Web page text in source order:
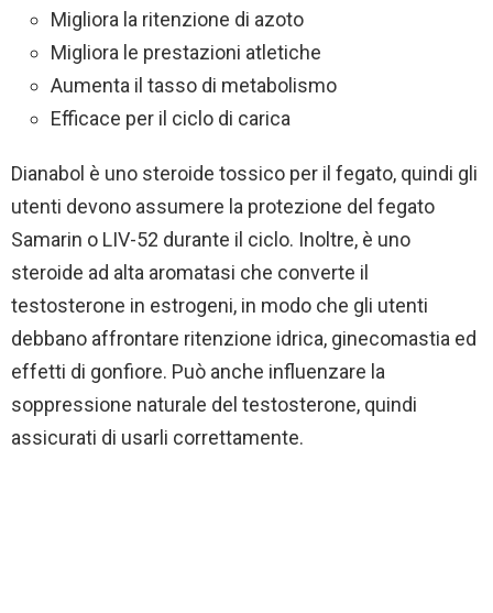
Migliora la ritenzione di azoto
Migliora le prestazioni atletiche
Aumenta il tasso di metabolismo
Efficace per il ciclo di carica
Dianabol è uno steroide tossico per il fegato, quindi gli
utenti devono assumere la protezione del fegato
Samarin o LIV-52 durante il ciclo. Inoltre, è uno
steroide ad alta aromatasi che converte il
testosterone in estrogeni, in modo che gli utenti
debbano affrontare ritenzione idrica, ginecomastia ed
effetti di gonfiore. Può anche influenzare la
soppressione naturale del testosterone, quindi
assicurati di usarli correttamente.